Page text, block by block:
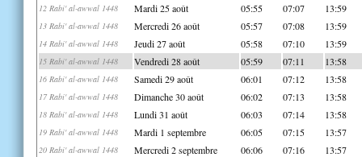
12 Rabi' al-awwal 1448 Mardi 25 août 05:55 07:07 13:59
13 Rabi' al-awwal 1448 Mercredi 26 août 05:57 07:08 13:59
14 Rabi' al-awwal 1448 Jeudi 27 août 05:58 07:10 13:59
15 Rabi' al-awwal 1448 Vendredi 28 août 05:59 07:11 13:58
16 Rabi' al-awwal 1448 Samedi 29 août 06:01 07:12 13:58
17 Rabi' al-awwal 1448 Dimanche 30 août 06:02 07:13 13:58
18 Rabi' al-awwal 1448 Lundi 31 août 06:03 07:14 13:58
19 Rabi' al-awwal 1448 Mardi 1 septembre 06:05 07:15 13:57
20 Rabi' al-awwal 1448 Mercredi 2 septembre 06:06 07:16 13:57